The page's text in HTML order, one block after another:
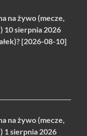
na żywo (mecze,
10 sierpnia 2026
[2026-08-10]
na żywo (mecze,
1 sierpnia 2026